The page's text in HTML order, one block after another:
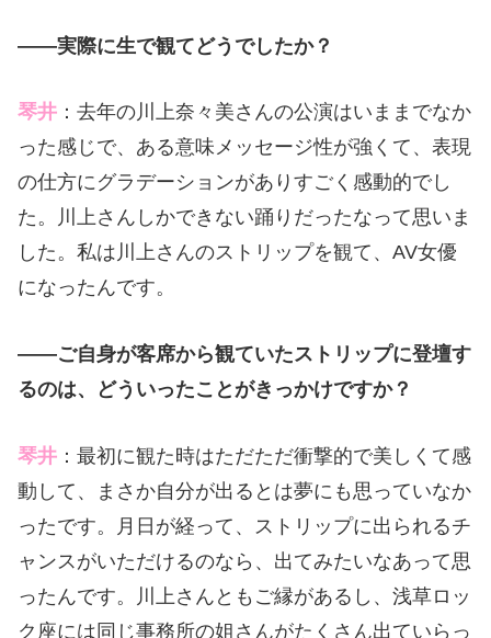
――実際に生で観てどうでしたか？
琴井 ：去年の川上奈々美さんの公演はいままでなか
った感じで、ある意味メッセージ性が強くて、表現
の仕方にグラデーションがありすごく感動的でし
た。川上さんしかできない踊りだったなって思いま
した。私は川上さんのストリップを観て、AV女優
になったんです。
――ご自身が客席から観ていたストリップに登壇す
るのは、どういったことがきっかけですか？
琴井 ：最初に観た時はただただ衝撃的で美しくて感
動して、まさか自分が出るとは夢にも思っていなか
ったです。月日が経って、ストリップに出られるチ
ャンスがいただけるのなら、出てみたいなあって思
ったんです。川上さんともご縁があるし、浅草ロッ
ク座には同じ事務所の姐さんがたくさん出ていらっ